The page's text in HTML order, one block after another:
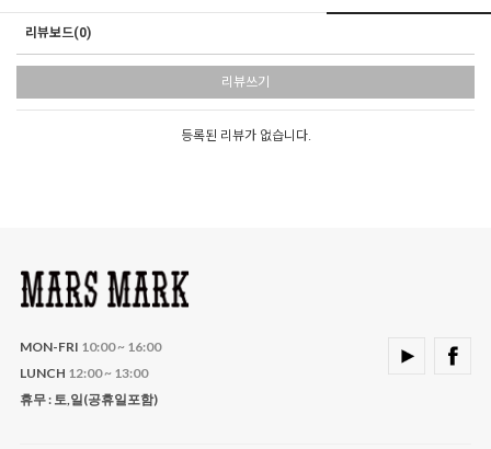
리뷰보드(0)
리뷰쓰기
등록된 리뷰가 없습니다.
MON-FRI 10:00 ~ 16:00
LUNCH 12:00 ~ 13:00
휴무 : 토,일(공휴일포함)